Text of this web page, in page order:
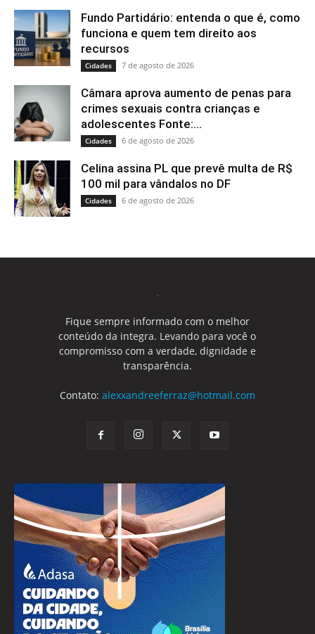
Fundo Partidário: entenda o que é, como
funciona e quem tem direito aos
recursos
Cidades 7 de agosto de 2026
Câmara aprova aumento de penas para
crimes sexuais contra crianças e
adolescentes Fonte:...
Cidades 6 de agosto de 2026
Celina assina PL que prevê multa de R$
100 mil para vândalos no DF
Cidades 6 de agosto de 2026
Fique sempre informado com o melhor
conteúdo da integra. Levando para você o
compromisso com a verdade, dignidade e
transparência.
Contato: alexxandreeferraz@hotmail.com